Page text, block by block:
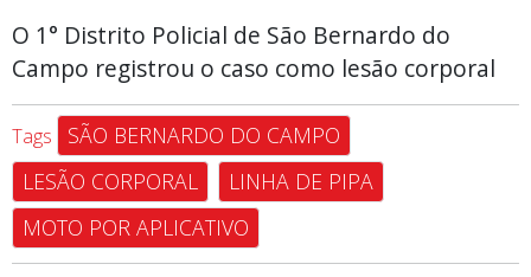
O 1° Distrito Policial de São Bernardo do
Campo registrou o caso como lesão corporal
Tags
SÃO BERNARDO DO CAMPO
LESÃO CORPORAL
LINHA DE PIPA
MOTO POR APLICATIVO